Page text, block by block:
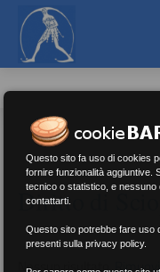
Diritto di
Nessun risultato.
Questo sito fa uso di cookies
fornire funzionalità aggiuntive.
tecnico o statistico, e nessuno
contattarti.
Questo sito potrebbe fare uso
presenti sulla privacy policy.